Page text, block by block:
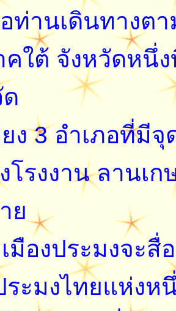
อท่านเดินทางต
คใต้ จังหวัดหนึ่
ยง 3 อำเภอที่มี
โรงงาน ลานเ
ย
มืองประมงจะสื่
ระมงไทยแห่งห